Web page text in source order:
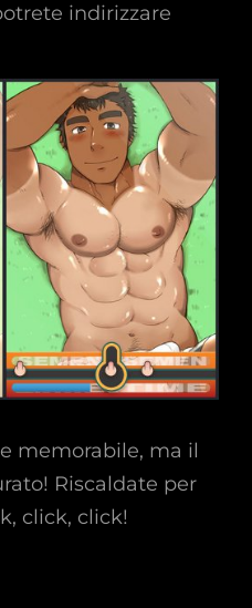
indirizzare
memorabile, ma il
Riscaldate per
click, click!